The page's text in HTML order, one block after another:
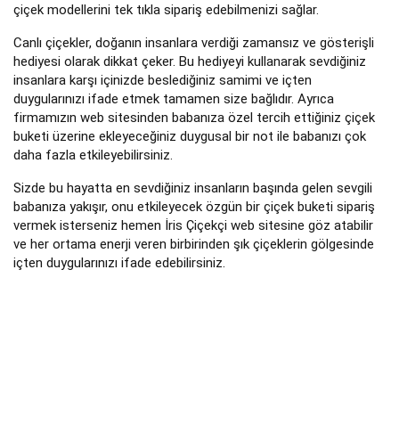
çiçek modellerini tek tıkla sipariş edebilmenizi sağlar.
Canlı çiçekler, doğanın insanlara verdiği zamansız ve gösterişli
hediyesi olarak dikkat çeker. Bu hediyeyi kullanarak sevdiğiniz
insanlara karşı içinizde beslediğiniz samimi ve içten
duygularınızı ifade etmek tamamen size bağlıdır. Ayrıca
firmamızın web sitesinden babanıza özel tercih ettiğiniz çiçek
buketi üzerine ekleyeceğiniz duygusal bir not ile babanızı çok
daha fazla etkileyebilirsiniz.
Sizde bu hayatta en sevdiğiniz insanların başında gelen sevgili
babanıza yakışır, onu etkileyecek özgün bir çiçek buketi sipariş
vermek isterseniz hemen İris Çiçekçi web sitesine göz atabilir
ve her ortama enerji veren birbirinden şık çiçeklerin gölgesinde
içten duygularınızı ifade edebilirsiniz.